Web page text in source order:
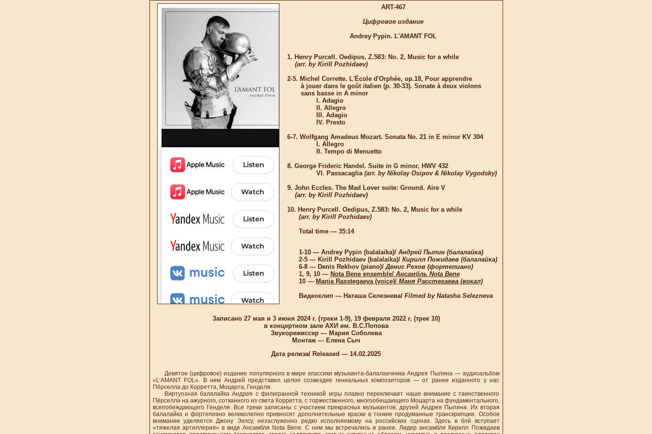
ART-467
Цифровое издание
Andrey Pypin. L'AMANT FOL
1. Henry Purcell. Oedipus, Z.583: No. 2, Music for a while
(arr. by Kirill Pozhidaev)
2-5. Michel Corrette. L'École d'Orphée, op.18, Pour apprendre
à jouer dans le goût italien (p. 30-33). Sonate à deux violons
sans basse in A minor
I. Adagio
II. Allegro
III. Adagio
IV. Presto
6-7. Wolfgang Amadeus Mozart. Sonata No. 21 in E minor KV 304
I. Allegro
II. Tempo di Menuetto
8. George Frideric Handel. Suite in G minor, HWV 432
VI. Passacaglia (arr. by Nikolay Osipov & Nikolay Vygodsky)
9. John Eccles. The Mad Lover suite: Ground. Aire V
(arr. by Kirill Pozhidaev)
10. Henry Purcell. Oedipus, Z.583: No. 2, Music for a while
(arr. by Kirill Pozhidaev)
Total time — 35:14
1-10 — Andrey Pypin (balalaika)/ Андрей Пыпин (балалайка)
2-5 — Kirill Pozhidaev (balalaika)/ Кирилл Пожидаев (балалайка)
6-8 — Denis Rekhov (piano)/Денис Рехов (фортепиано)
1, 9, 10 — Nota Bene ensemble/ Ансамбль Nota Bene
10 — Mania Rasstegaeva (voice)/ Маня Расстегаева (вокал)
Видеоклип — Наташа Селезнева/ Filmed by Natasha Selezneva
Записано 27 мая и 3 июня 2024 г. (треки 1-9), 19 февраля 2022 г. (трек 10)
в концертном зале АХИ им. В.С.Попова
Звукорежиссер — Мария Соболева
Монтаж — Елена Сыч
Дата релиза/ Released — 14.02.2025
Девятое (цифровое) издание популярного в мире классики музыканта-балалаечника Андрея Пыпина — аудиоальбом
«L’AMANT FOL». В нем Андрей представил целое созвездие гениальных композиторов — от ранее изданного у нас
Пёрселла до Корретта, Моцарта, Генделя.
Виртуозная балалайка Андрея с филигранной техникой игры плавно переключает наше внимание с таинственного
Пёрселла на ажурного, сотканного из света Корретта, с торжественного, многообещающего Моцарта на фундаментального,
всепобеждающего Генделя. Все треки записаны с участием прекрасных музыкантов, друзей Андрея Пыпина. Их вторая
балалайка и фортепиано великолепно привносят дополнительные краски в тонкие продуманные транскрипции. Особое
внимание уделяется Джону Эклсу, незаслуженно редко исполняемому на российских сценах. Здесь в бой вступает
«тяжелая артиллерия» в виде Ансамбля Nota Bene. С ним мы встречались и ранее. Лидер ансамбля Кирилл Пожидаев